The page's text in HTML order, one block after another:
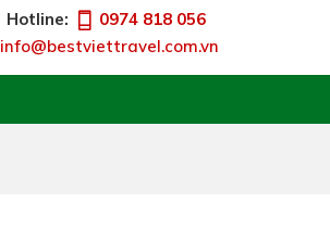
Hotline:
0974 818 056
info@bestviettravel.com.vn